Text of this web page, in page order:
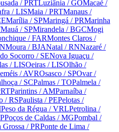
/ PRTLuziânia / GOMacaé /
/ LISMaia / PRTManaus /
Marília / SPMaringá / PRMarinha
Mauá / SPMirandela / BGCMogi
/ FARMontes Claros /
Moura / BJANatal / RNNazaré /
Socorro / SENova Iguaçu /
/ LISOeiras / LISOlhão /
/ AVROsasco / SPOvar/
/ SCPalmas / TOPalmela /
Parintins / AMParnaíba /
/ RSPaulista / PEPelotas /
Peso da Régua / VRLPetrolina /
Poços de Caldas / MGPombal /
Grossa / PRPonte de Lima /